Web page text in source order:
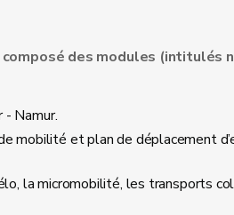
des modules (intitulés
Namur.
mobilité et plan de déplacement
la micromobilité, les transports